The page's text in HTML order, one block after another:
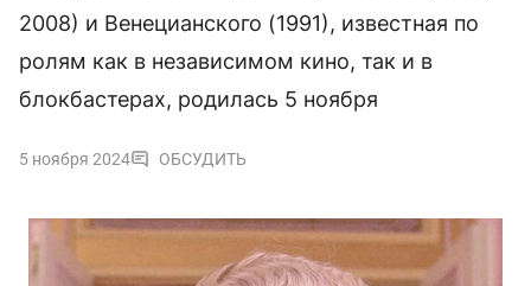
2008) и Венецианского (1991), известная по
ролям как в независимом кино, так и в
блокбастерах, родилась 5 ноября
5 ноября 2024 ОБСУДИТЬ